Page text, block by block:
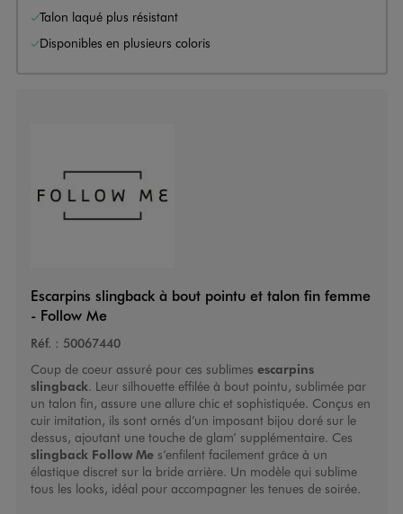
Talon laqué plus résistant
Disponibles en plusieurs coloris
Escarpins slingback à bout pointu et talon fin femme
- Follow Me
Réf. : 50067440
Coup de coeur assuré pour ces sublimes escarpins
slingback. Leur silhouette effilée à bout pointu, sublimée par
un talon fin, assure une allure chic et sophistiquée. Conçus en
cuir imitation, ils sont ornés d’un imposant bijou doré sur le
dessus, ajoutant une touche de glam’ supplémentaire. Ces
slingback Follow Mes’enfilent facilement grâce à un
élastique discret sur la bride arrière. Un modèle qui sublime
tous les looks, idéal pour accompagner les tenues de soirée.